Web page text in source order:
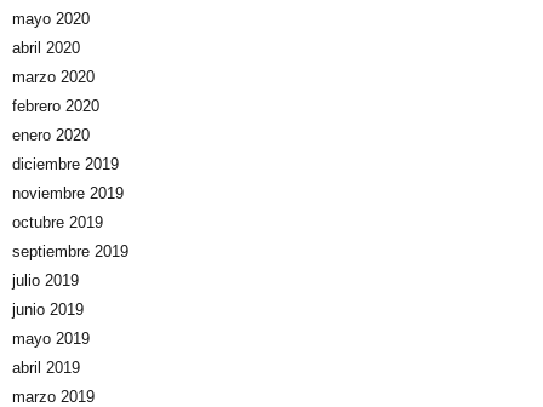
mayo 2020
abril 2020
marzo 2020
febrero 2020
enero 2020
diciembre 2019
noviembre 2019
octubre 2019
septiembre 2019
julio 2019
junio 2019
mayo 2019
abril 2019
marzo 2019